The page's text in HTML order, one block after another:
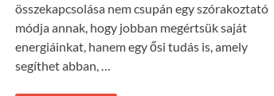
összekapcsolása nem csupán egy szórakoztató
módja annak, hogy jobban megértsük saját
energiáinkat, hanem egy ősi tudás is, amely
segíthet abban, …